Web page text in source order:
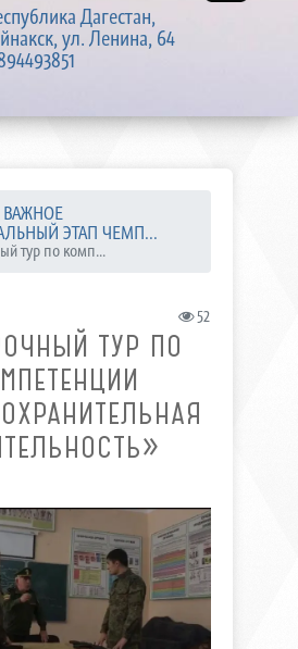
Дагестан,
ул. Ленина, 64
ВАЖНОЕ
ЭТАП ЧЕМП...
тур по комп...
52
ТУР ПО